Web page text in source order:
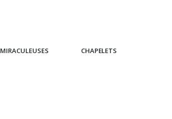
MIRACULEUSES CHAPELETS